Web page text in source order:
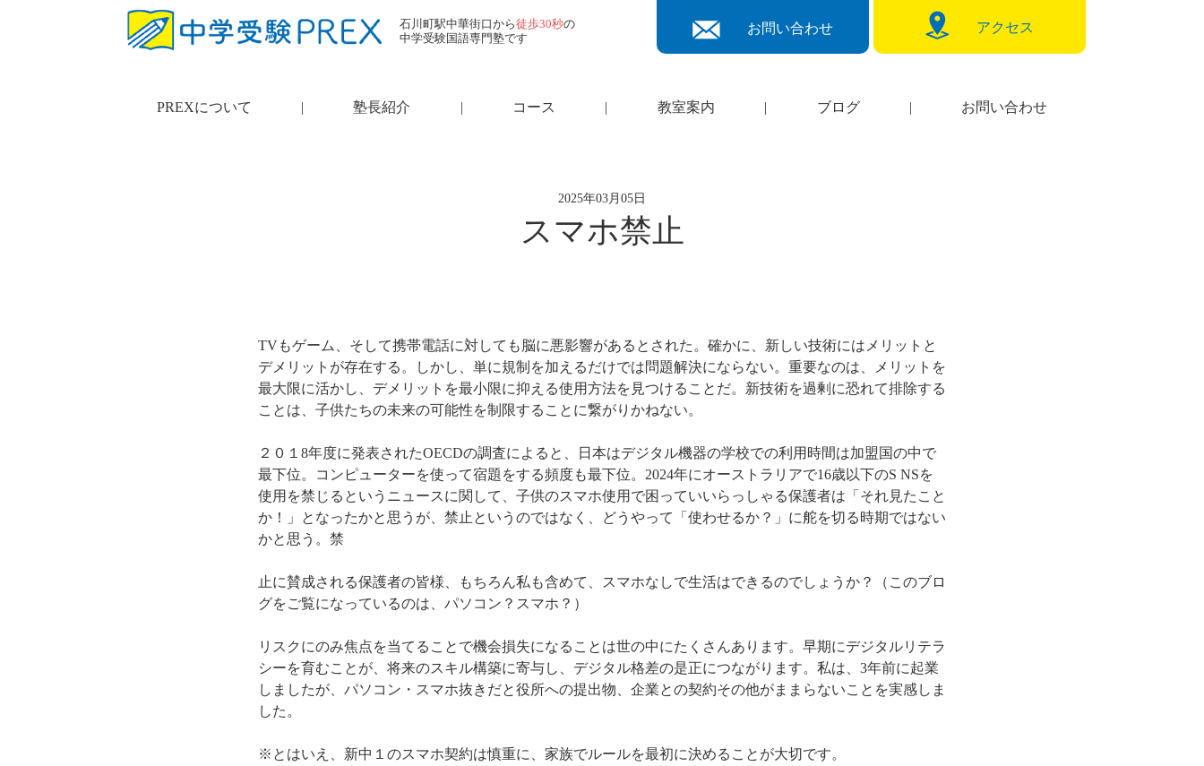
石川町駅中華街口から徒歩30秒の
中学受験国語専門塾です
お問い合わせ アクセス
PREXについて | 塾長紹介 | コース | 教室案内 | ブログ | お問い合わせ
2025年03月05日
スマホ禁止
TVもゲーム、そして携帯電話に対しても脳に悪影響があるとされた。確かに、新しい技術にはメリットと
デメリットが存在する。しかし、単に規制を加えるだけでは問題解決にならない。重要なのは、メリットを
最大限に活かし、デメリットを最小限に抑える使用方法を見つけることだ。新技術を過剰に恐れて排除する
ことは、子供たちの未来の可能性を制限することに繋がりかねない。
２０１8年度に発表されたOECDの調査によると、日本はデジタル機器の学校での利用時間は加盟国の中で
最下位。コンピューターを使って宿題をする頻度も最下位。2024年にオーストラリアで16歳以下のS NSを
使用を禁じるというニュースに関して、子供のスマホ使用で困っていいらっしゃる保護者は「それ見たこと
か！」となったかと思うが、禁止というのではなく、どうやって「使わせるか？」に舵を切る時期ではない
かと思う。禁
止に賛成される保護者の皆様、もちろん私も含めて、スマホなしで生活はできるのでしょうか？（このブロ
グをご覧になっているのは、パソコン？スマホ？）
リスクにのみ焦点を当てることで機会損失になることは世の中にたくさんあります。早期にデジタルリテラ
シーを育むことが、将来のスキル構築に寄与し、デジタル格差の是正につながります。私は、3年前に起業
しましたが、パソコン・スマホ抜きだと役所への提出物、企業との契約その他がままらないことを実感しま
した。
※とはいえ、新中１のスマホ契約は慎重に、家族でルールを最初に決めることが大切です。